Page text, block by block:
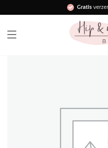
Gratis
Binnen 3